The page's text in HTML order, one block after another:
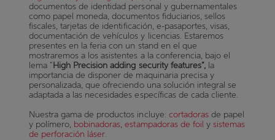
documentos de identidad personal y gubernamentales
como papel moneda, documentos fiduciarios, sellos
fiscales, tarjetas de identificación, e-pasaportes, visas,
documentación de vehículos y licencias. Estaremos
presentes en la feria con un stand en el que
mostraremos a los asistentes a la conferencia, bajo el
lema “High Precision adding security features”, la
importancia de disponer de maquinaria precisa y
personalizada, que ofreciendo una solución integral se
adaptada a las necesidades específicas de cada cliente.
Nuestra gama de productos incluye: cortadorasde papel
y polímero, bobinadoras,estampadoras de foil y sistemas
de perforación láser.